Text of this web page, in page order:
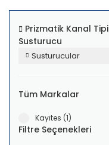
Prizmatik Kanal Tipi
Susturucu
Susturucular
Tüm Markalar
Kayıtes (1)
Filtre Seçenekleri